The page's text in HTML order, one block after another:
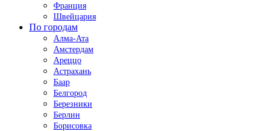
Франция
Швейцария
По городам
Алма-Ата
Амстердам
Ареццо
Астрахань
Баар
Белгород
Березники
Берлин
Борисовка